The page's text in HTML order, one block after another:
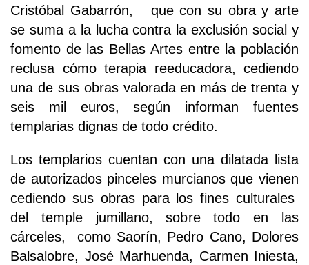
Cristóbal Gabarrón, que con su obra y arte
se suma a la lucha contra la exclusión social y
fomento de las Bellas Artes entre la población
reclusa cómo terapia reeducadora, cediendo
una de sus obras valorada en más de trenta y
seis mil euros, según informan fuentes
templarias dignas de todo crédito.
Los templarios cuentan con una dilatada lista
de autorizados pinceles murcianos que vienen
cediendo sus obras para los fines culturales
del temple jumillano, sobre todo en las
cárceles, como Saorín, Pedro Cano, Dolores
Balsalobre, José Marhuenda, Carmen Iniesta,